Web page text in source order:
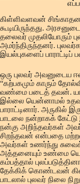
கிள்ளிவளவன்
கூடியிருந்தது.
தலைவர் முதலியோரும்
அமர்ந்திருந்தனர்.
இயல்புகளைப் பாராட்டிப்
ஒரு புலவர் அவனுடைய
“கற்பகமும் காரும் தோல்வி
வண்மை படைத் தவன்.
இல்லை யென்னாமல்
பாராட்டினார். அருகில்
பாடலை நன்றாகக்
நன்கு அறிந்தவர்கள்
சிறந்தவன் என்பதை
அவர்கள் உணர்ந்து சுவைக்க
அத்தனையும் உண்மை
கம்பத்தால்
தேக்கிக் கொண்டவன்
பாடலால் புலவர் நிலை